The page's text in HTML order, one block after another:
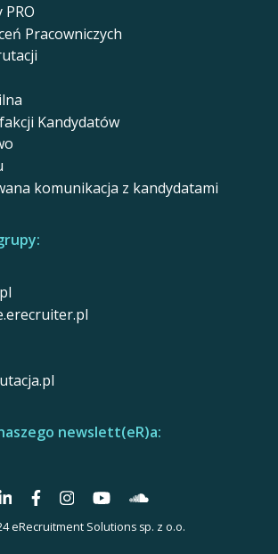
Pracowniczych
Kandydatów
komunikacja z kandydatami
newslett(eR)a:
eRecruitment Solutions sp. z o.o.